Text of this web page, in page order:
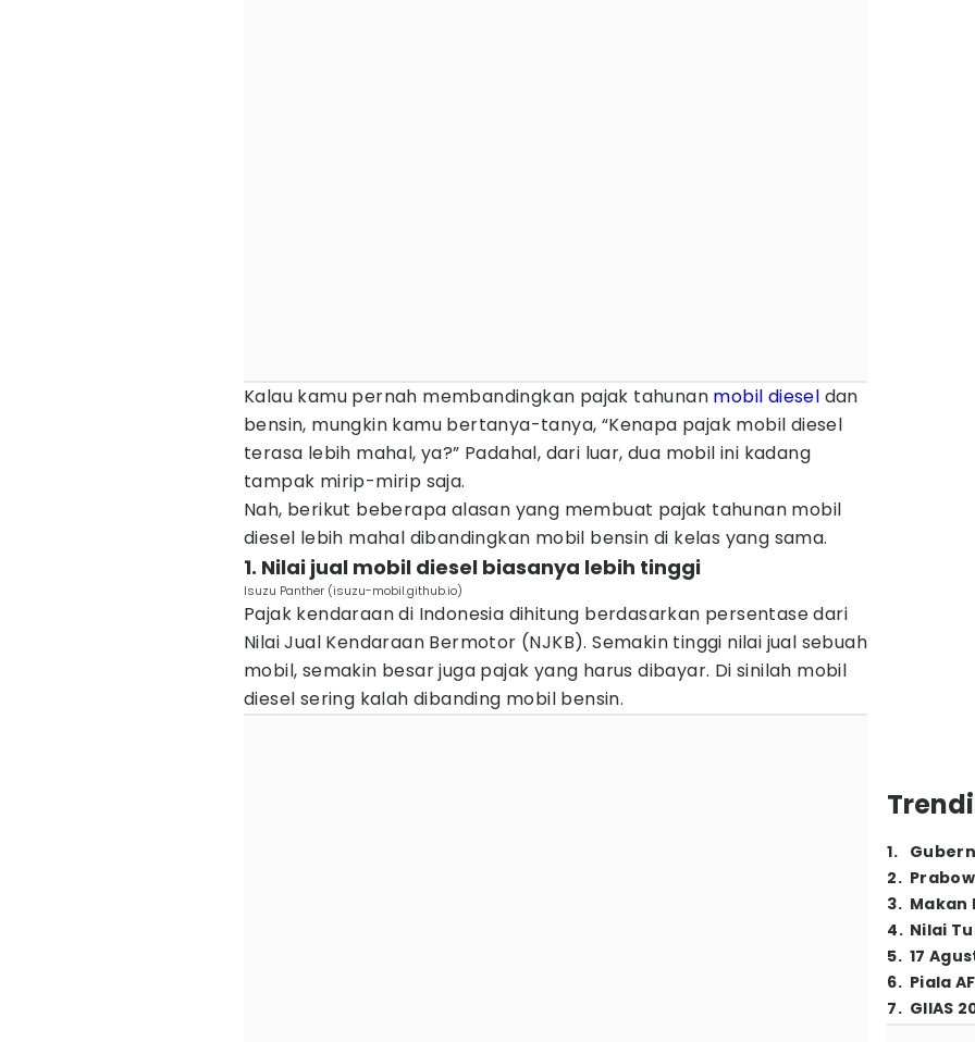
Kalau kamu pernah membandingkan pajak tahunan mobil diesel dan
bensin, mungkin kamu bertanya-tanya, “Kenapa pajak mobil diesel
terasa lebih mahal, ya?” Padahal, dari luar, dua mobil ini kadang
tampak mirip-mirip saja.
Nah, berikut beberapa alasan yang membuat pajak tahunan mobil
diesel lebih mahal dibandingkan mobil bensin di kelas yang sama.
1. Nilai jual mobil diesel biasanya lebih tinggi
Isuzu Panther (isuzu-mobil.github.io)
Pajak kendaraan di Indonesia dihitung berdasarkan persentase dari
Nilai Jual Kendaraan Bermotor (NJKB). Semakin tinggi nilai jual sebuah
mobil, semakin besar juga pajak yang harus dibayar. Di sinilah mobil
diesel sering kalah dibanding mobil bensin.
1.
2.
3. Makan
4. Nilai
5. 17
6. Piala
7. GIIAS